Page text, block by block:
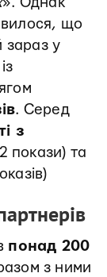
». Однак
що
зараз у
. Серед
з
покази) та
понад 200
з ними